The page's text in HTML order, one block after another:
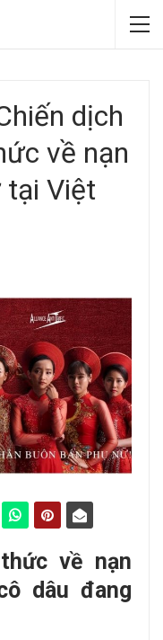
dịch
về nạn
tại Việt
về nạn
dâu đang